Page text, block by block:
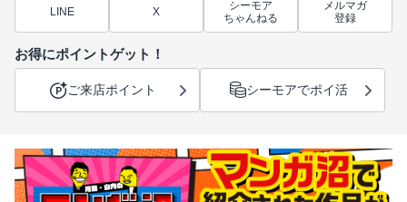
LINE X
シーモア
ちゃんねる
メルマガ
登録
お得にポイントゲット！
ご来店ポイント シーモアでポイ活